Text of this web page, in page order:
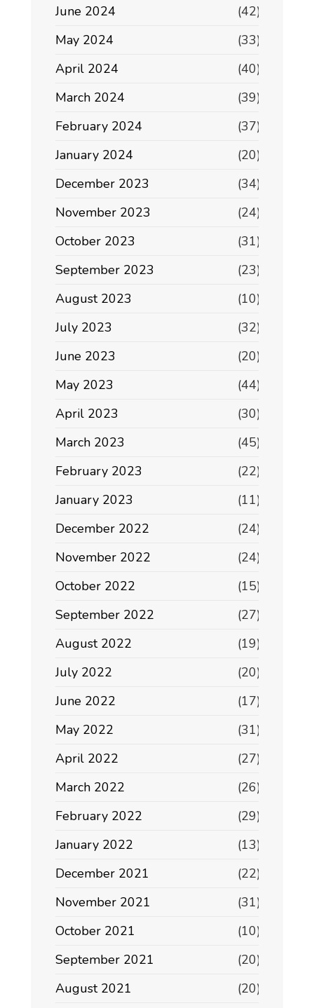
June 2024
(42)
May 2024
(33)
April 2024
(40)
March 2024
(39)
February 2024
(37)
January 2024
(20)
December 2023
(34)
November 2023
(24)
October 2023
(31)
September 2023
(23)
August 2023
(10)
July 2023
(32)
June 2023
(20)
May 2023
(44)
April 2023
(30)
March 2023
(45)
February 2023
(22)
January 2023
(11)
December 2022
(24)
November 2022
(24)
October 2022
(15)
September 2022
(27)
August 2022
(19)
July 2022
(20)
June 2022
(17)
May 2022
(31)
April 2022
(27)
March 2022
(26)
February 2022
(29)
January 2022
(13)
December 2021
(22)
November 2021
(31)
October 2021
(10)
September 2021
(20)
August 2021
(20)